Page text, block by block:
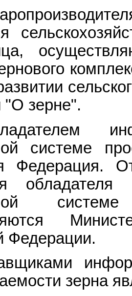
"О зерне".
системе
Федерация.
Федерации.
зерна